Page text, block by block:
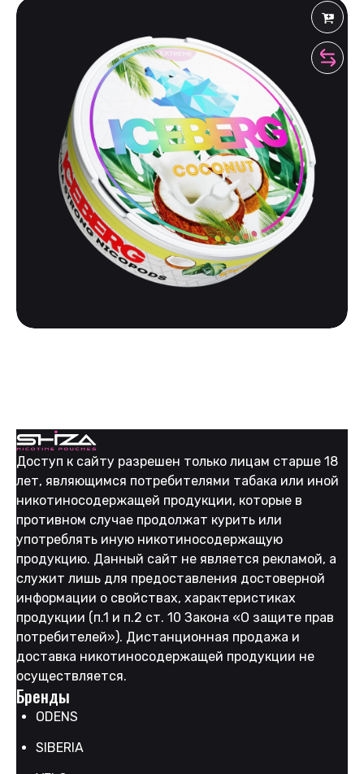
Доступ к сайту разрешен только лицам старше 18
лет, являющимся потребителями табака или иной
никотиносодержащей продукции, которые в
противном случае продолжат курить или
употреблять иную никотиносодержащую
продукцию. Данный сайт не является рекламой, а
служит лишь для предоставления достоверной
информации о свойствах, характеристиках
продукции (п.1 и п.2 ст. 10 Закона «О защите прав
потребителей»). Дистанционная продажа и
доставка никотиносодержащей продукции не
осуществляется.
Бренды
ODENS
SIBERIA